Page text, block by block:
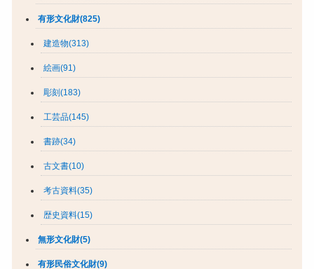
有形文化財(825)
建造物(313)
絵画(91)
彫刻(183)
工芸品(145)
書跡(34)
古文書(10)
考古資料(35)
歴史資料(15)
無形文化財(5)
有形民俗文化財(9)